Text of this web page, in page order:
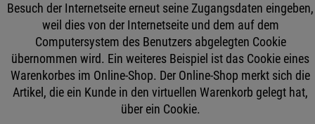
Besuch der Internetseite erneut seine Zugangsdaten eingeben,
weil dies von der Internetseite und dem auf dem
Computersystem des Benutzers abgelegten Cookie
übernommen wird. Ein weiteres Beispiel ist das Cookie eines
Warenkorbes im Online-Shop. Der Online-Shop merkt sich die
Artikel, die ein Kunde in den virtuellen Warenkorb gelegt hat,
über ein Cookie.